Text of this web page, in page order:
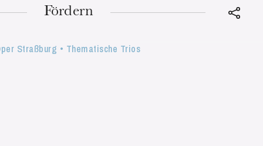
Fördern
Straßburg • Thematische Trios